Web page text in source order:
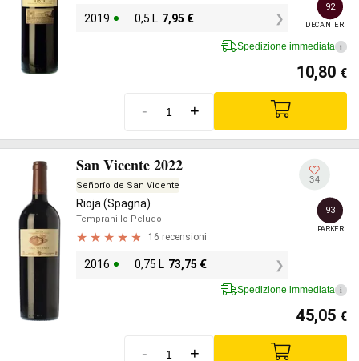
2019 0,5 L 7,95 €
92
DECANTER
Spedizione immediata i
10,80 €
- +
San Vicente 2022
Señorío de San Vicente
Rioja (Spagna)
Tempranillo Peludo
16 recensioni
2016 0,75 L 73,75 €
34
93
PARKER
Spedizione immediata i
45,05 €
- +